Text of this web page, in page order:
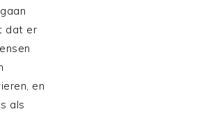
dat er
en
als